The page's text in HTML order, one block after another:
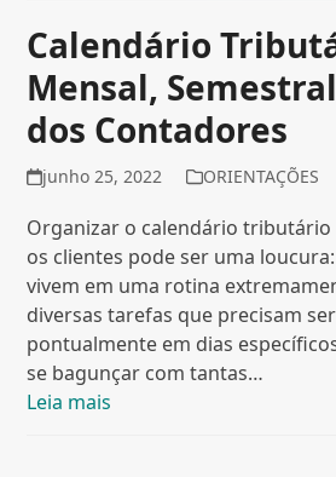
Calendário
Mensal,
dos Contadores
junho 25, 2022 ORIENTAÇÕES
Organizar o calendário tributário
os clientes pode ser uma
vivem em uma rotina
diversas tarefas que precisam
pontualmente em dias
se bagunçar com tantas…
Leia mais